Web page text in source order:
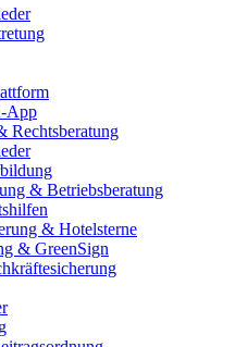
App
Rechtsberatung
& Betriebsberatung
& Hotelsterne
& GreenSign